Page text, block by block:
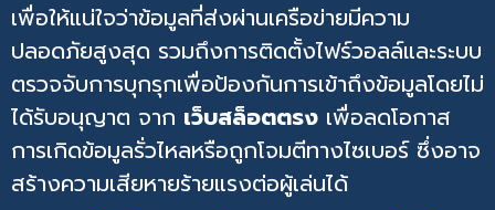
เพื่อให้แน่ใจว่าข้อมูลที่ส่งผ่านเครือข่ายมีความ
ปลอดภัยสูงสุด รวมถึงการติดตั้งไฟร์วอลล์และระบบ
ตรวจจับการบุกรุกเพื่อป้องกันการเข้าถึงข้อมูลโดยไม่
ได้รับอนุญาต จาก เว็บสล็อตตรง เพื่อลดโอกาส
การเกิดข้อมูลรั่วไหลหรือถูกโจมตีทางไซเบอร์ ซึ่งอาจ
สร้างความเสียหายร้ายแรงต่อผู้เล่นได้